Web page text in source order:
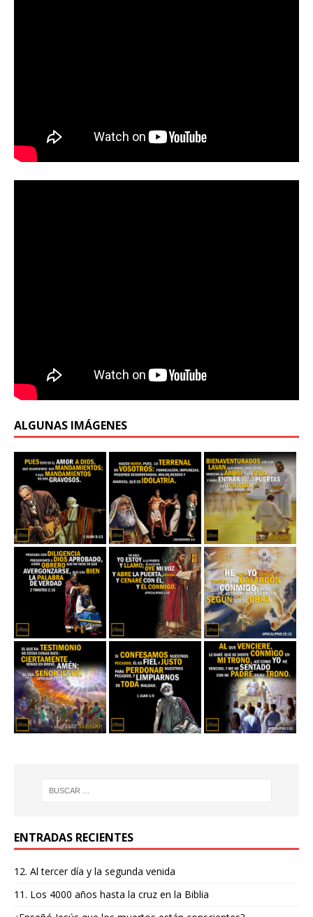
ALGUNAS IMÁGENES
ENTRADAS RECIENTES
12. Al tercer día y la segunda venida
11. Los 4000 años hasta la cruz en la Biblia